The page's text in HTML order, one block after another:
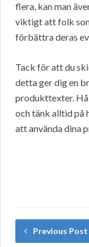
flera, kan man
viktigt att folk
förbättra deras
Tack för att du
detta ger dig en
produkttexter.
och tänk alltid på
att använda dina
Previous Post